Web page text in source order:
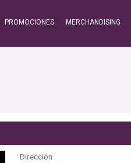
PROMOCIONES MERCHANDISING
Dirección: